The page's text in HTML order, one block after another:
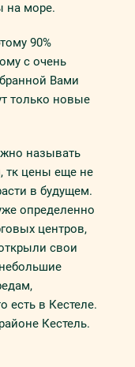
на море.
90%
с очень
Вами
только новые
называть
тк цены еще не
в будущем.
определенно
центров,
свои
есть в Кестеле.
Кестель.